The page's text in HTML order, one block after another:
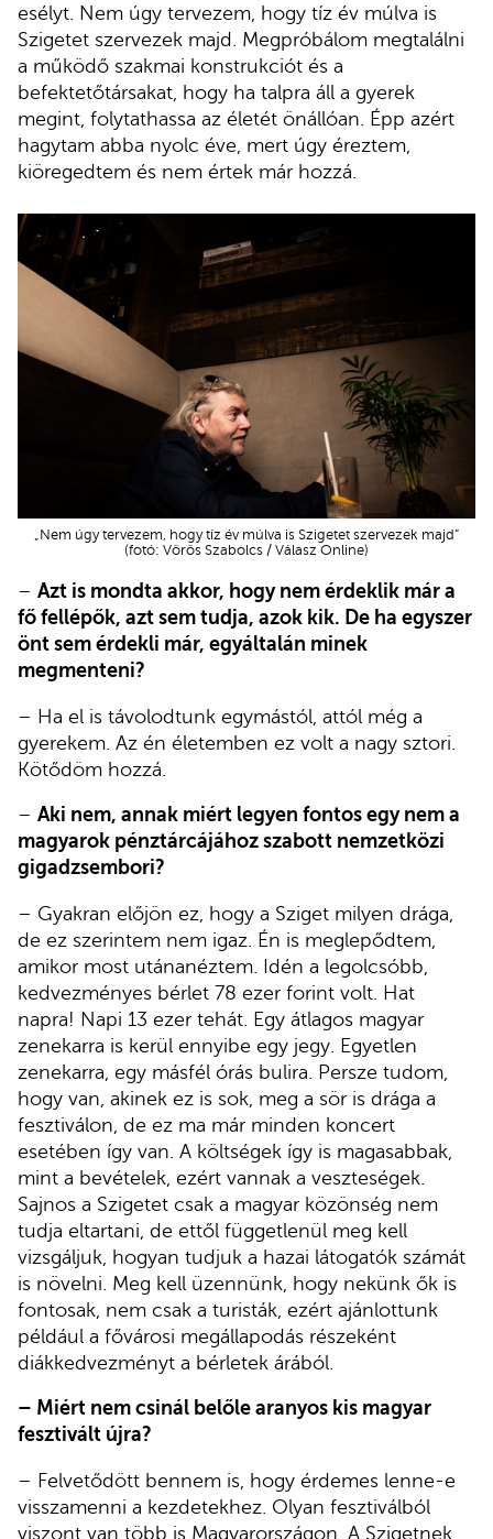
esélyt. Nem úgy tervezem, hogy tíz év múlva is
Szigetet szervezek majd. Megpróbálom megtalálni
a működő szakmai konstrukciót és a
befektetőtársakat, hogy ha talpra áll a gyerek
megint, folytathassa az életét önállóan. Épp azért
hagytam abba nyolc éve, mert úgy éreztem,
kiöregedtem és nem értek már hozzá.
„Nem úgy tervezem, hogy tíz év múlva is Szigetet szervezek majd”
(fotó: Vörös Szabolcs / Válasz Online)
– Azt is mondta akkor, hogy nem érdeklik már a
fő fellépők, azt sem tudja, azok kik. De ha egyszer
önt sem érdekli már, egyáltalán minek
megmenteni?
– Ha el is távolodtunk egymástól, attól még a
gyerekem. Az én életemben ez volt a nagy sztori.
Kötődöm hozzá.
– Aki nem, annak miért legyen fontos egy nem a
magyarok pénztárcájához szabott nemzetközi
gigadzsembori?
– Gyakran előjön ez, hogy a Sziget milyen drága,
de ez szerintem nem igaz. Én is meglepődtem,
amikor most utánanéztem. Idén a legolcsóbb,
kedvezményes bérlet 78 ezer forint volt. Hat
napra! Napi 13 ezer tehát. Egy átlagos magyar
zenekarra is kerül ennyibe egy jegy. Egyetlen
zenekarra, egy másfél órás bulira. Persze tudom,
hogy van, akinek ez is sok, meg a sör is drága a
fesztiválon, de ez ma már minden koncert
esetében így van. A költségek így is magasabbak,
mint a bevételek, ezért vannak a veszteségek.
Sajnos a Szigetet csak a magyar közönség nem
tudja eltartani, de ettől függetlenül meg kell
vizsgáljuk, hogyan tudjuk a hazai látogatók számát
is növelni. Meg kell üzennünk, hogy nekünk ők is
fontosak, nem csak a turisták, ezért ajánlottunk
például a fővárosi megállapodás részeként
diákkedvezményt a bérletek árából.
– Miért nem csinál belőle aranyos kis magyar
fesztivált újra?
– Felvetődött bennem is, hogy érdemes lenne-e
visszamenni a kezdetekhez. Olyan fesztiválból
viszont van több is Magyarországon. A Szigetnek